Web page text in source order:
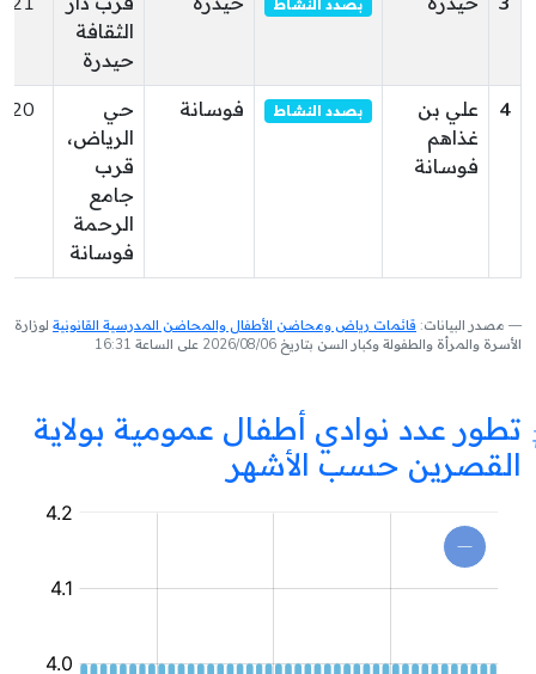
بصدد النشاط
الثقافة
حيدرة
4
علي بن
غذاهم
فوسانة
بصدد النشاط فوسانة
حي
الرياض،
قرب
جامع
الرحمة
فوسانة
مصدر البيانات: قائمات رياض ومحاضن الأطفال والمحاضن المدرسية القانونية لوزارة
الأسرة والمرأة والطفولة وكبار السن بتاريخ 2026/08/06 على الساعة 16:31
تطور عدد نوادي أطفال عمومية بولاية
القصرين حسب الأشهر
نادي